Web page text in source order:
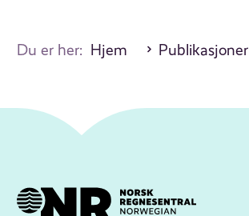
Du er her: Hjem Publikasjoner